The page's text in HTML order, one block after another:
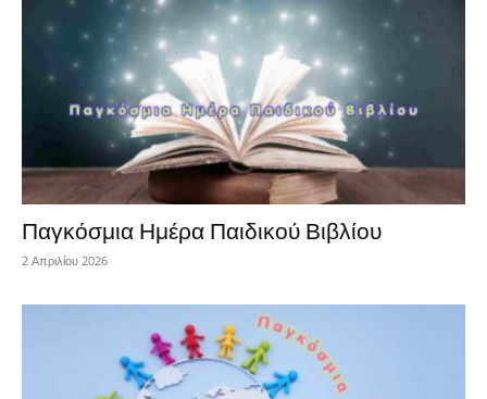
Παγκόσμια Ημέρα Παιδικού Βιβλίου
2 Απριλίου 2026